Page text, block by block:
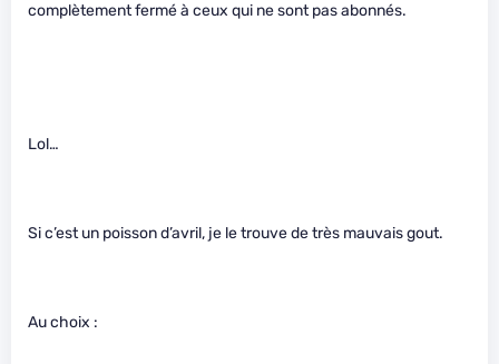
complètement fermé à ceux qui ne sont pas abonnés.
Lol…
Si c’est un poisson d’avril, je le trouve de très mauvais gout.
Au choix :